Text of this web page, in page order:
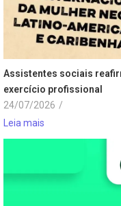
Assistentes sociais
exercício profissional
24/07/2026 /
Leia mais